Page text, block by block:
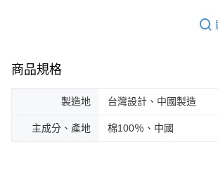
商品規格
製造地 台灣設計、中國製造
主成分、產地 棉100％、中國